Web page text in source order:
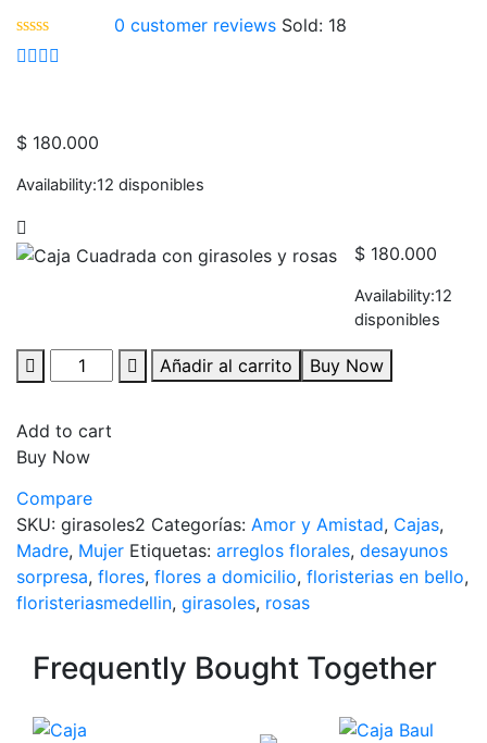
0 customer reviews Sold: 18
$ 180.000
Availability:12 disponibles
$ 180.000
Availability:12
disponibles
Añadir al carrito Buy Now
Add to cart
Buy Now
Compare
SKU: girasoles2 Categorías: Amor y Amistad, Cajas,
Madre, Mujer Etiquetas: arreglos florales, desayunos
sorpresa, flores, flores a domicilio, floristerias en bello,
floristeriasmedellin, girasoles, rosas
Frequently Bought Together